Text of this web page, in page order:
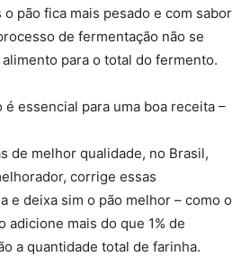
o pão fica mais pesado e com sabor
de fermentação não se
para o total do fermento.
essencial para uma boa receita –
de melhor qualidade, no Brasil,
corrige essas
e deixa sim o pão melhor – como o
adicione mais do que 1% de
a quantidade total de farinha.